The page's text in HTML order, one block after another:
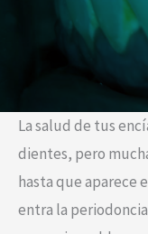
La salud de tus
dientes, pero
hasta que aparece
entra la